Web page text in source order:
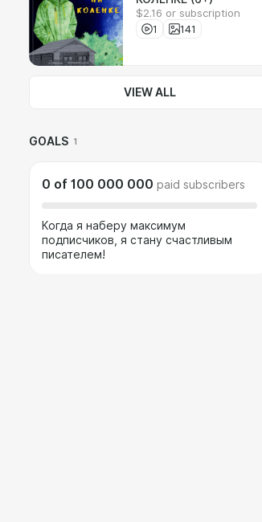
$2.16 or subscription
1
141
VIEW ALL
GOALS 1
0 of 100 000 000 paid subscribers
Когда я наберу максимум
подписчиков, я стану счастливым
писателем!